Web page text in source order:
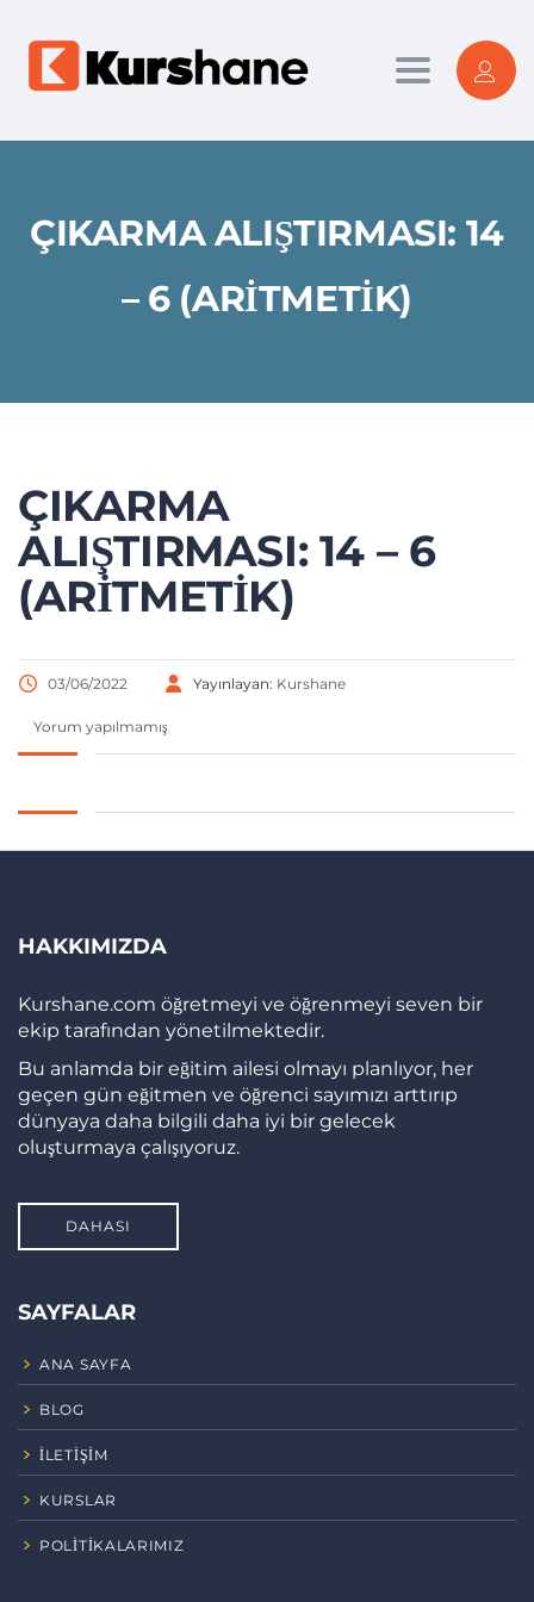
Toggle
ÇIKARMA ALIŞTIRMASI: 14
– 6 (ARITMETIK)
ÇIKARMA
ALIŞTIRMASI: 14 – 6
(ARITMETIK)
03/06/2022 Yayınlayan: Kurshane
Yorum yapılmamış
HAKKIMIZDA
Kurshane.com öğretmeyi ve öğrenmeyi seven bir
ekip tarafından yönetilmektedir.
Bu anlamda bir eğitim ailesi olmayı planlıyor, her
geçen gün eğitmen ve öğrenci sayımızı arttırıp
dünyaya daha bilgili daha iyi bir gelecek
oluşturmaya çalışıyoruz.
DAHASI
SAYFALAR
ANA SAYFA
BLOG
İLETIŞIM
KURSLAR
POLITIKALARIMIZ